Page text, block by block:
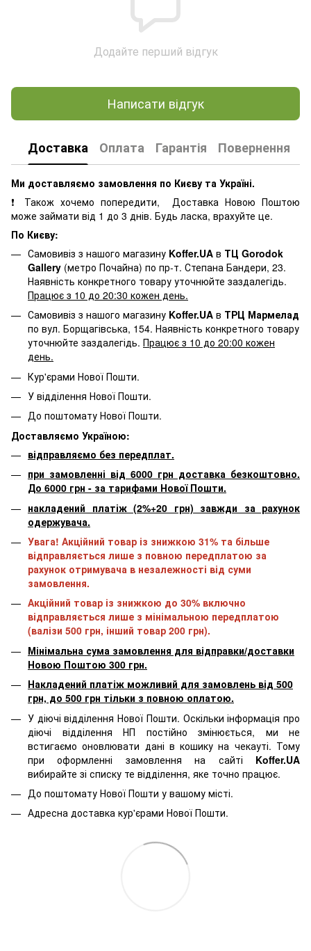
Додайте перший відгук
Написати відгук
Доставка Оплата Гарантія Повернення
Ми доставляємо замовлення по Києву та Україні.
❗ Також хочемо попередити, Доставка Новою Поштою
може займати від 1 до 3 днів. Будь ласка, врахуйте це.
По Києву:
Самовивіз з нашого магазину Koffer.UA в ТЦ Gorodok
Gallery (метро Почайна) по пр-т. Степана Бандери, 23.
Наявність конкретного товару уточнюйте заздалегідь.
Працює з 10 до 20:30 кожен день.
Самовивіз з нашого магазину Koffer.UA в ТРЦ Мармелад
по вул. Борщагівська, 154. Наявність конкретного товару
уточнюйте заздалегідь. Працює з 10 до 20:00 кожен
день.
Кур'єрами Нової Пошти.
У відділення Нової Пошти.
До поштомату Нової Пошти.
Доставляємо Україною:
відправляємо без передплат.
при замовленні від 6000 грн доставка безкоштовно.
До 6000 грн - за тарифами Нової Пошти.
накладений платіж (2%+20 грн) завжди за рахунок
одержувача.
Увага! Акційний товар із знижкою 31% та більше
відправляється лише з повною передплатою за
рахунок отримувача в незалежності від суми
замовлення.
Акційний товар із знижкою до 30% включно
відправляється лише з мінімальною передплатою
(валізи 500 грн, інший товар 200 грн).
Мінімальна сума замовлення для відправки/доставки
Новою Поштою 300 грн.
Накладений платіж можливий для замовлень від 500
грн, до 500 грн тільки з повною оплатою.
У діючі відділення Нової Пошти. Оскільки інформація про
діючі відділення НП постійно змінюється, ми не
встигаємо оновлювати дані в кошику на чекауті. Тому
при оформленні замовлення на сайті Koffer.UA
вибирайте зі списку те відділення, яке точно працює.
До поштомату Нової Пошти у вашому місті.
Адресна доставка кур'єрами Нової Пошти.